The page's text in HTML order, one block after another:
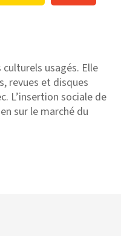
usagés. Elle
revues et disques
L’insertion sociale de
sur le marché du